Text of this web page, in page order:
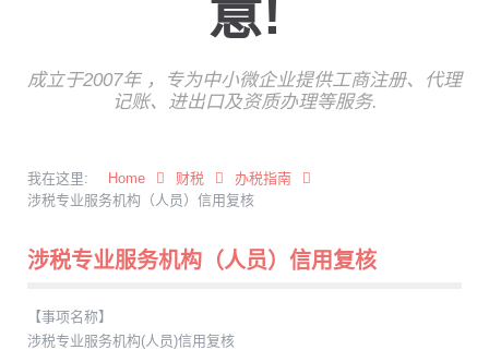
意!
成立于2007年 ，专为中小微企业提供工商注册、代理
记账、进出口及资质办理等服务.
我在这里: Home 财税
办税指南
涉税专业服务机构（人员）信用复核
涉税专业服务机构（人员）信用复核
【事项名称】
涉税专业服务机构(人员)信用复核